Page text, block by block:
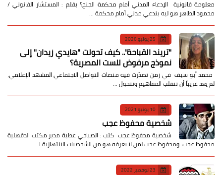
معلومة قانونية الإدعاء المدني أمام محكمة الجنح؟ بقلم : المستشار القانوني /
محمود الطاهر هو ليه بندعي مدني أمام محكمة …
25 يوليو 2026
​"تريند القباحة".. كيف تحولت "هايدي زيدان" إلى
نموذج مرفوض للست المصرية؟
​ محمد أبو سيف ​في زمن تصدّرت فيه منصات التواصل الاجتماعي المشهد الإعلامي،
لم يعد غريباً أن تنقلب المفاهيم وتتحول …
10 يونيو 2021
شخصية محفوظ عجب
شخصية محفوظ عجب كتب : الصباحي عطية مدير مكتب الدقهلية
محفوظ عجب ومحفوظ عجب لمن لا يعرفه هو من الشخصيات الانتهازية ا…
23 نوفمبر 2022